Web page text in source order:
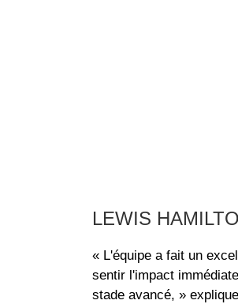
LEWIS
« L'équipe a fait un
sentir l'impact
stade avancé, »